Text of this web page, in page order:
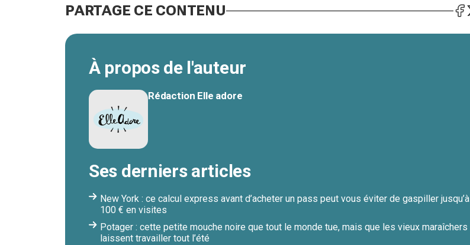
PARTAGE CE CONTENU
À propos de l'auteur
Rédaction Elle adore
Ses derniers articles
New York : ce calcul express avant d’acheter un pass peut vous éviter de gaspiller jusqu’à
100 € en visites
Potager : cette petite mouche noire que tout le monde tue, mais que les vieux maraîchers
laissent travailler tout l’été